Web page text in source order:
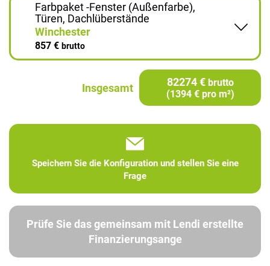
Farbpaket -Fenster (Außenfarbe),
Türen, Dachlüberstände
Winchester
857 € brutto
Insgesamt 82274 € brutto
(1394 € pro m²)
Speichern Sie die Konfiguration und stellen Sie eine
Frage
Prüfe Sie das gemeinsam mit Lendi erstellte
Finanzierungsange